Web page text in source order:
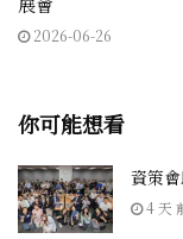
2026-06-26
你可能想看
資策
4 天